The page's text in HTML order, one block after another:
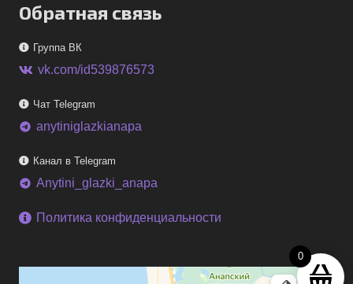
0
Обратная связь
Группа ВК
vk.com/id539876573
Чат Telegram
telegram anytiniglazkianapa
Канал в Telegram
telegram Anytini_glazki_anapa
Политика конфиденциальности